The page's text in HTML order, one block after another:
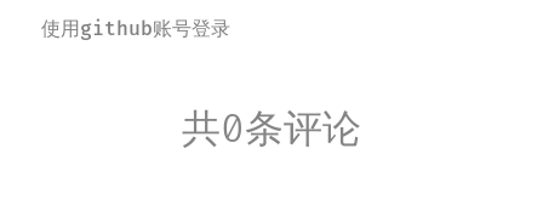
使用github账号登录
共0条评论